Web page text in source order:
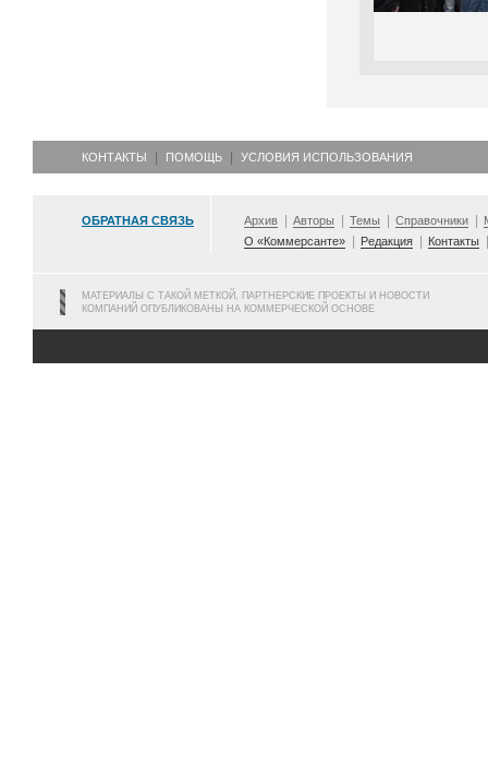
КОНТАКТЫ ПОМОЩЬ УСЛОВИЯ ИСПОЛЬЗОВАНИЯ
ОБРАТНАЯ СВЯЗЬ Архив Авторы Темы Справочники
О «Коммерсанте»
Редакция Контакты
МАТЕРИАЛЫ С ТАКОЙ МЕТКОЙ, ПАРТНЕРСКИЕ ПРОЕКТЫ И НОВОСТИ
КОМПАНИЙ ОПУБЛИКОВАНЫ НА КОММЕРЧЕСКОЙ ОСНОВЕ